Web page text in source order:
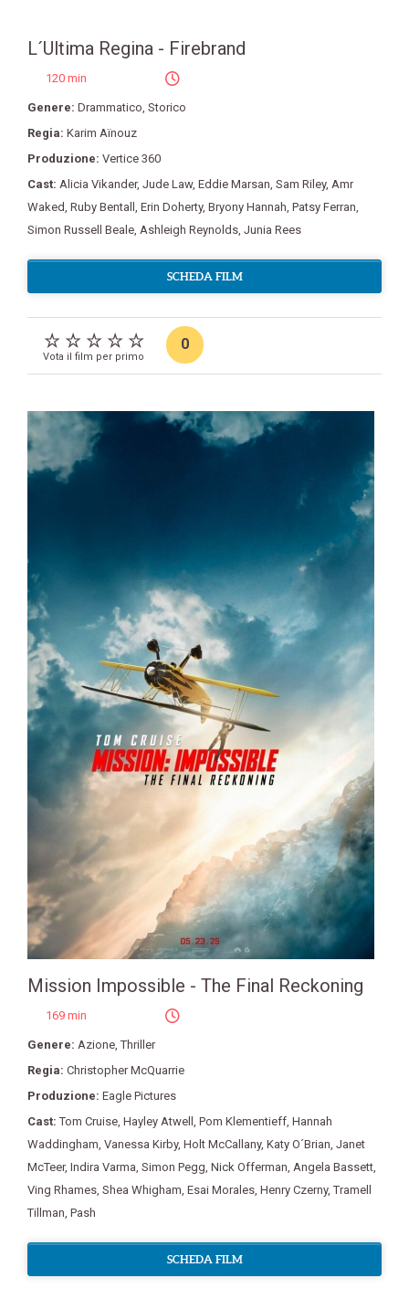
L´Ultima Regina - Firebrand
120 min
Genere: Drammatico, Storico
Regia: Karim Aïnouz
Produzione: Vertice 360
Cast: Alicia Vikander, Jude Law, Eddie Marsan, Sam Riley, Amr
Waked, Ruby Bentall , Erin Doherty, Bryony Hannah, Patsy Ferran,
Simon Russell Beale, Ashleigh Reynolds, Junia Rees
SCHEDA FILM
Vota il film per primo
0
Mission Impossible - The Final Reckoning
169 min
Genere: Azione ,Thriller
Regia: Christopher McQuarrie
Produzione: Eagle Pictures
Cast:Tom Cruise Hayley Atwell Pom Klementieff Hannah
Waddingham Vanessa Kirby, Holt McCallany, Katy O´Brian Janet
McTeer, Indira Varma Simon Pegg Nick Offerman Angela Bassett
Ving Rhames Shea Whigham Esai Morales Henry Czerny,Tramell
Tillman Pash
SCHEDA FILM